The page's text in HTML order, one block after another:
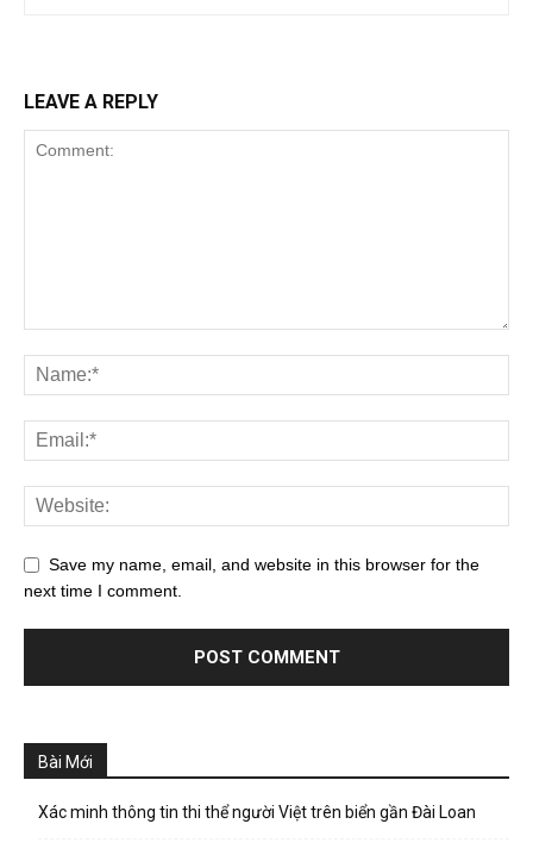
LEAVE A REPLY
Save my name, email, and website in this browser for the
next time I comment.
Bài Mới
Xác minh thông tin thi thể người Việt trên biển gần Đài Loan